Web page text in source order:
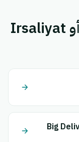
قم بإقران Big Delivery أو Irsaliyat
Big